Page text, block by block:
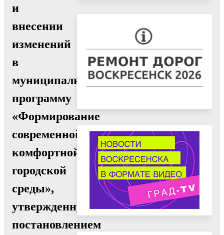
и
внесении
изменений
в
муниципальную
программу
«Формирование
современной
комфортной
городской
среды»,
утвержденную
постановлением